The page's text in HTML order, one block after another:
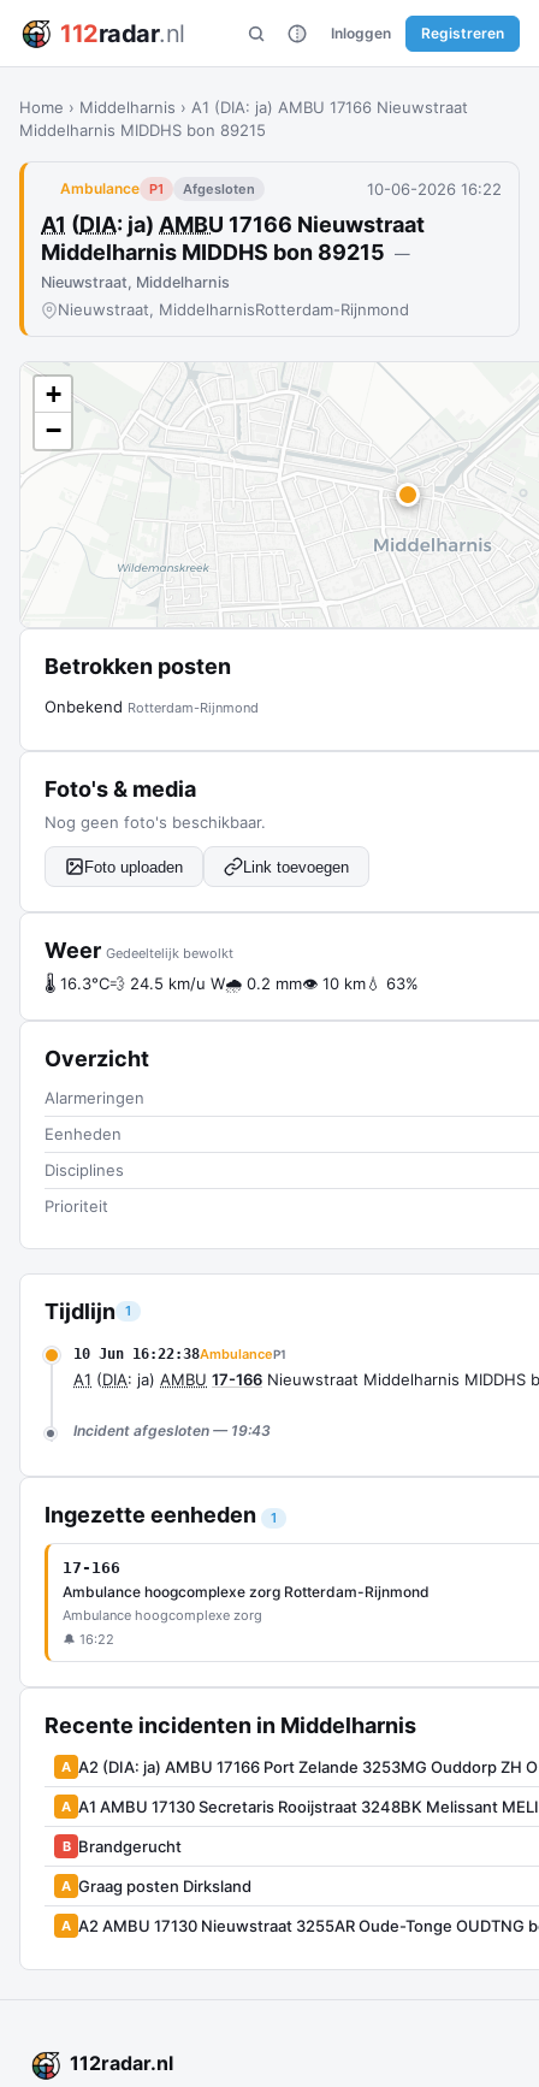
112radar.nl Inloggen Registreren
Home › Middelharnis › A1 (DIA: ja) AMBU 17166 Nieuwstraat
Middelharnis MIDDHS bon 89215
Ambulance P1 Afgesloten 10-06-2026 16:22
A1 (DIA: ja) AMBU 17166 Nieuwstraat
Middelharnis MIDDHS bon 89215 —
Nieuwstraat, Middelharnis
Nieuwstraat, MiddelharnisRotterdam-Rijnmond
Tijdlijn 1
10 Jun 16:22:38AmbulanceP1
A1 (DIA: ja) AMBU 17-166 Nieuwstraat Middelharnis MIDDHS
Incident afgesloten — 19:43
Ingezette eenheden 1
17-166
Ambulance hoogcomplexe zorg Rotterdam-Rijnmond
Ambulance hoogcomplexe zorg
🔔 16:22
Recente incidenten in Middelharnis
A A2 (DIA: ja) AMBU 17166 Port Zelande 3253MG Ouddorp ZH
A A1 AMBU 17130 Secretaris Rooijstraat 3248BK Melissant
B Brandgerucht
A Graag posten Dirksland
A A2 AMBU 17130 Nieuwstraat 3255AR Oude-Tonge OUDTNG
+
−
Betrokken posten
Onbekend Rotterdam-Rijnmond
Foto's & media
Nog geen foto's beschikbaar.
Foto uploaden Link toevoegen
Weer Gedeeltelijk bewolkt
🌡 16.3°C💨 24.5 km/u W🌧 0.2 mm👁 10 km💧 63%
Overzicht
Alarmeringen
Eenheden
Disciplines
Prioriteit
112radar.nl